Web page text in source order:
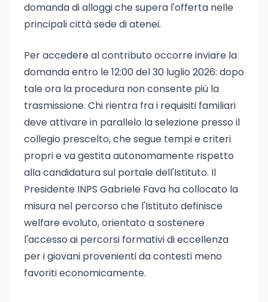
domanda di alloggi che supera l'offerta nelle
principali città sede di atenei.
Per accedere al contributo occorre inviare la
domanda entro le 12:00 del 30 luglio 2026: dopo
tale ora la procedura non consente più la
trasmissione. Chi rientra fra i requisiti familiari
deve attivare in parallelo la selezione presso il
collegio prescelto, che segue tempi e criteri
propri e va gestita autonomamente rispetto
alla candidatura sul portale dell'Istituto. Il
Presidente INPS Gabriele Fava ha collocato la
misura nel percorso che l'Istituto definisce
welfare evoluto, orientato a sostenere
l'accesso ai percorsi formativi di eccellenza
per i giovani provenienti da contesti meno
favoriti economicamente.